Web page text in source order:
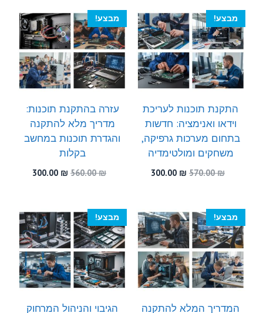
מבצע!
התקנת תוכנות לעריכת
וידאו ואנימציה: חדשות
בתחום מערכות גרפיקה,
משחקים ומולטימדיה
570.00₪
המחיר
570.00 ₪.
300.00 ₪
300.00 ₪.
מבצע!
עזרה בהתקנת תוכנות:
מדריך מלא להתקנה
והגדרת תוכנות במחשב
בקלות
560.00₪
המחיר
560.00 ₪.
300.00 ₪
המחיר
300.00 ₪.
מבצע!
המדריך המלא להתקנה
מבצע!
הגיבוי והניהול המרחוק